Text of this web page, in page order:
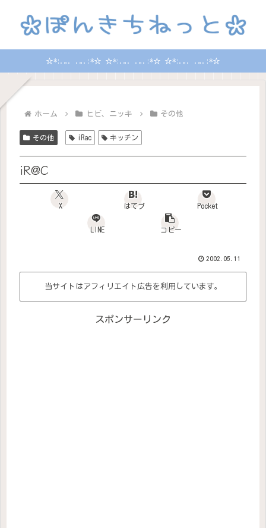
☆*:.｡. .｡.:*☆ ☆*:.｡. .｡.:*☆ ☆*:.｡. .｡.:*☆
ホーム ヒビ、ニッキ その他
その他 iRac キッチン
iR@C
X はてブ Pocket
LINE コピー
2002.05.11
当サイトはアフィリエイト広告を利用しています。
スポンサーリンク